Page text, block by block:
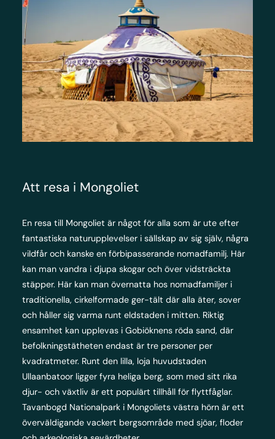
Att resa i Mongoliet
En resa till Mongoliet är något för alla som är ute efter
fantastiska naturupplevelser i sällskap av sig själv, några
vildfår och kanske en förbipasserande nomadfamilj. Här
kan man vandra i djupa skogar och över vidsträckta
stäpper. Här kan man övernatta hos nomadfamiljer i
traditionella, cirkelformade ger-tält där alla äter, sover
och håller sig varma runt eldstaden i mitten. Riktig
ensamhet kan upplevas i Gobiöknens röda sand, där
befolkningstätheten endast är tre personer per
kvadratmeter. Runt den lilla, loja huvudstaden
Ullaanbatoor ligger fyra heliga berg, som med sitt rika
djur- och växtliv är ett populärt tillhåll för flyttfåglar.
Tavanbogd Nationalpark i Mongoliets västra hörn är ett
överväldigande vackert bergsområde med sjöar, floder